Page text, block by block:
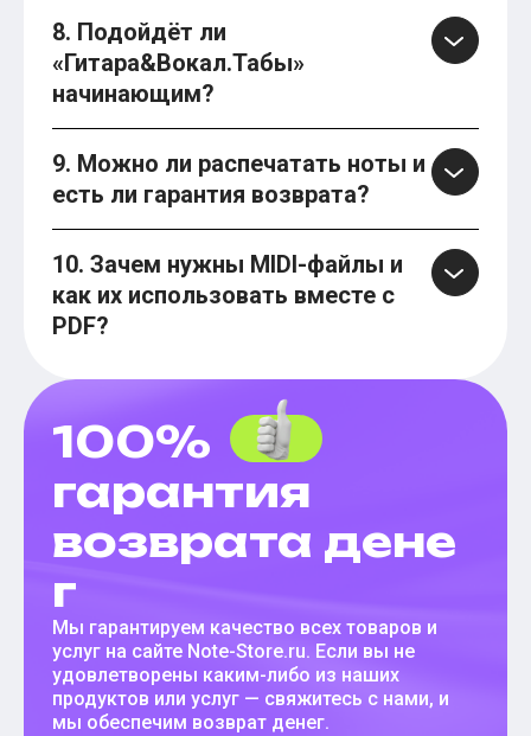
8. Подойдёт ли
«Гитара&Вокал.Табы»
начинающим?
9. Можно ли распечатать ноты и
есть ли гарантия возврата?
10. Зачем нужны MIDI-файлы и
как их использовать вместе с
PDF?
100%
гарантия
возврата дене
г
Мы гарантируем качество всех товаров и
услуг на сайте Note-Store.ru. Если вы не
удовлетворены каким-либо из наших
продуктов или услуг — свяжитесь с нами, и
мы обеспечим возврат денег.